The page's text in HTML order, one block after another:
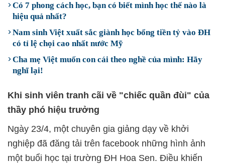
Có 7 phong cách học, bạn có biết mình học thế nào là
hiệu quả nhất?
Nam sinh Việt xuất sắc giành học bổng tiền tỷ vào ĐH
có tỉ lệ chọi cao nhất nước Mỹ
Cha mẹ Việt muốn con cái theo nghề của mình: Hãy
nghĩ lại!
Khi sinh viên tranh cãi về "chiếc quần đùi" của
thầy phó hiệu trưởng
Ngày 23/4, một chuyên gia giảng dạy về khởi
nghiệp đã đăng tải trên facebook những hình ảnh
một buổi học tại trường ĐH Hoa Sen. Điều khiến